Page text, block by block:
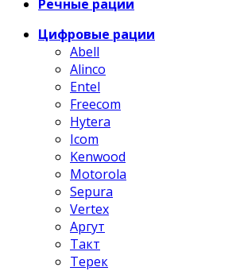
Речные рации
Цифровые рации
Abell
Alinco
Entel
Freecom
Hytera
Icom
Kenwood
Motorola
Sepura
Vertex
Аргут
Такт
Терек